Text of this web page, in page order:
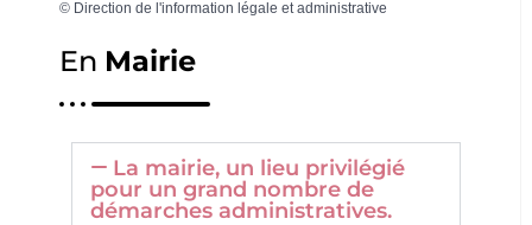
© Direction de l'information légale et administrative
En Mairie
La mairie, un lieu privilégié
pour un grand nombre de
démarches administratives.